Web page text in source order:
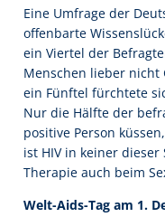
Eine Umfrage der
offenbarte
ein Viertel der
Menschen lieber nicht
ein Fünftel fürchtete
Nur die Hälfte der
positive Person
ist HIV in keiner
Therapie auch beim
Welt-Aids-Tag am 1.